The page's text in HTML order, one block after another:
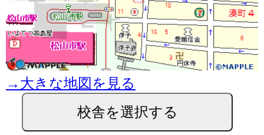
→大きな地図を見る
校舎を選択する